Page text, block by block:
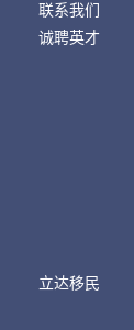
联系我们
诚聘英才
立达移民